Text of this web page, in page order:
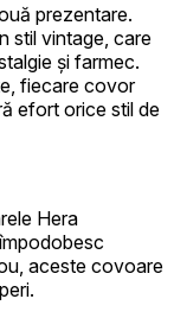
prezentare.
stil vintage, care
și farmec.
fiecare covor
efort orice stil de
Hera
aceste covoare